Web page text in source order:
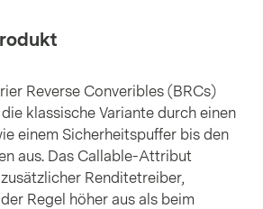
Reverse Converibles (BRCs)
klassische Variante durch einen
einem Sicherheitspuffer bis den
aus. Das Callable-Attribut
Renditetreiber,
Regel höher aus als beim